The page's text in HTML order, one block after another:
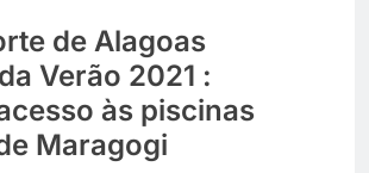
de Alagoas
Verão 2021 :
às piscinas
Maragogi